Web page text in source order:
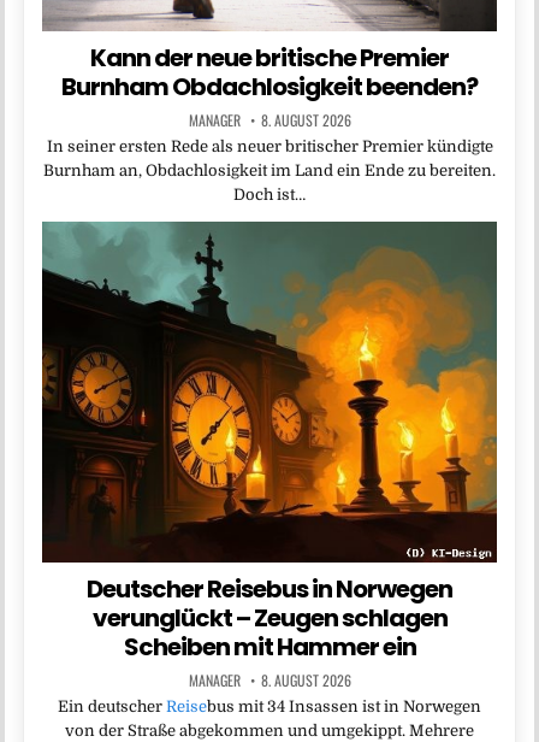
Kann der neue britische Premier
Burnham Obdachlosigkeit beenden?
MANAGER 8. AUGUST 2026
In seiner ersten Rede als neuer britischer Premier kündigte
Burnham an, Obdachlosigkeit im Land ein Ende zu bereiten.
Doch ist…
Deutscher Reisebus in Norwegen
verunglückt – Zeugen schlagen
Scheiben mit Hammer ein
MANAGER 8. AUGUST 2026
Ein deutscher Reisebus mit 34 Insassen ist in Norwegen
von der Straße abgekommen und umgekippt. Mehrere